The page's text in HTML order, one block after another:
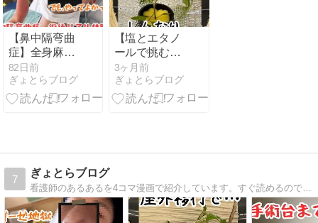
【鼻中隔弯曲
症】全身麻酔
から目覚めた
ら地獄の鼻ガ
ーゼ生活だっ
82日前
ぎょとらブログ
【塩とエタノ
ールで挑む水
耕栽培】第3
話｜屋外移行
でしおれたア
3ヶ月前
ぎょとらブログ
7
ぎょとらブログ
看護師のあるあるを4コマ漫画で紹介しています。すぐ読めるので気軽に遊びに来てください！